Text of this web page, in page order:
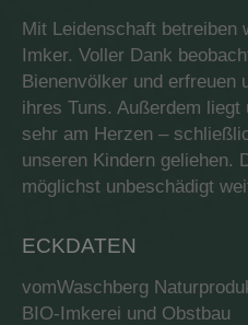
Mit Leidenschaft betreiben
Imker. Voller Dank
Bienenvölker und erfreuen
ihres Tuns. Außerdem
sehr am Herzen –
unseren Kindern geliehen.
möglichst unbeschädigt
ECKDATEN
vomWaschberg
BIO-Imkerei und Obstbau